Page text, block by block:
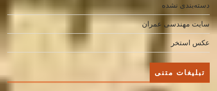
دسته‌بندی نشده
سایت مهندسی عمران
عکس استخر
تبلیغات متنی